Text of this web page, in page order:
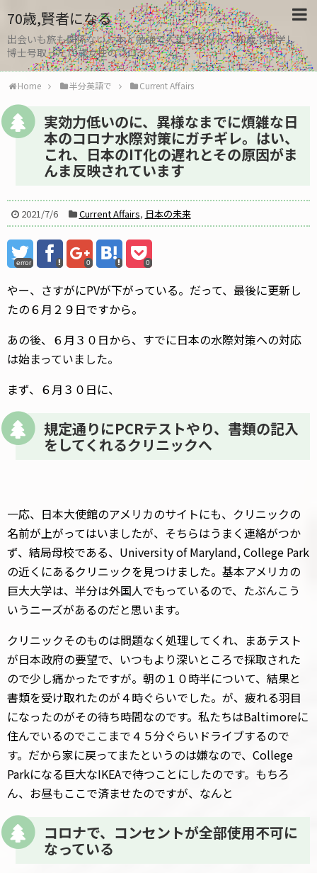
70歳,賢者になる
出会いも旅も関係ない。本と勉強で人生リセット、30歳で留学し
博士号取った70歳女性のブログ
Home 半分英語で Current Affairs
実効力低いのに、異様なまでに煩雑な日
本のコロナ水際対策にガチギレ。はい、
これ、日本のIT化の遅れとその原因がま
んま反映されています
2021/7/6 Current Affairs, 日本の未来
error 0 0
やー、さすがにPVが下がっている。だって、最後に更新し
たの６月２９日ですから。
あの後、６月３０日から、すでに日本の水際対策への対応
は始まっていました。
まず、６月３０日に、
規定通りにPCRテストやり、書類の記入
をしてくれるクリニックへ
一応、日本大使館のアメリカのサイトにも、クリニックの
名前が上がってはいましたが、そちらはうまく連絡がつか
ず、結局母校である、University of Maryland, College Park
の近くにあるクリニックを見つけました。基本アメリカの
巨大大学は、半分は外国人でもっているので、たぶんこう
いうニーズがあるのだと思います。
クリニックそのものは問題なく処理してくれ、まあテスト
が日本政府の要望で、いつもより深いところで採取された
ので少し痛かったですが。朝の１０時半について、結果と
書類を受け取れたのが４時ぐらいでした。が、疲れる羽目
になったのがその待ち時間なのです。私たちはBaltimoreに
住んでいるのでここまで４５分ぐらいドライブするので
す。だから家に戻ってまたというのは嫌なので、College
Parkになる巨大なIKEAで待つことにしたのです。もちろ
ん、お昼もここで済ませたのですが、なんと
コロナで、コンセントが全部使用不可に
なっている